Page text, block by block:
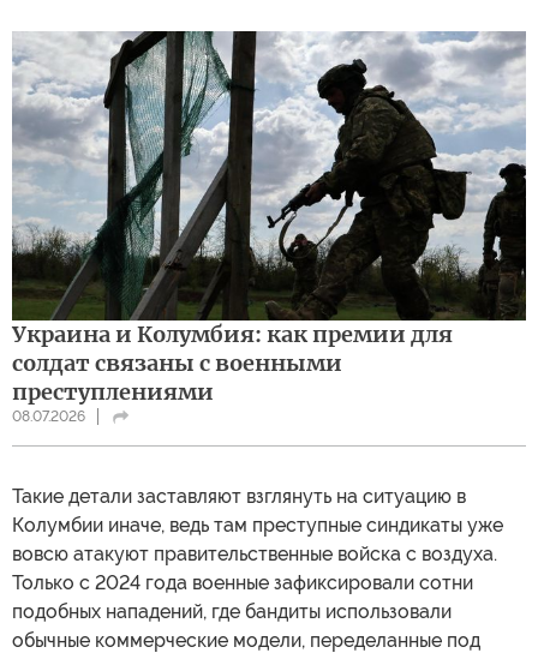
Украина и Колумбия: как премии для
солдат связаны с военными
преступлениями
08.07.2026
Такие детали заставляют взглянуть на ситуацию в
Колумбии иначе, ведь там преступные синдикаты уже
вовсю атакуют правительственные войска с воздуха.
Только с 2024 года военные зафиксировали сотни
подобных нападений, где бандиты использовали
обычные коммерческие модели, переделанные под